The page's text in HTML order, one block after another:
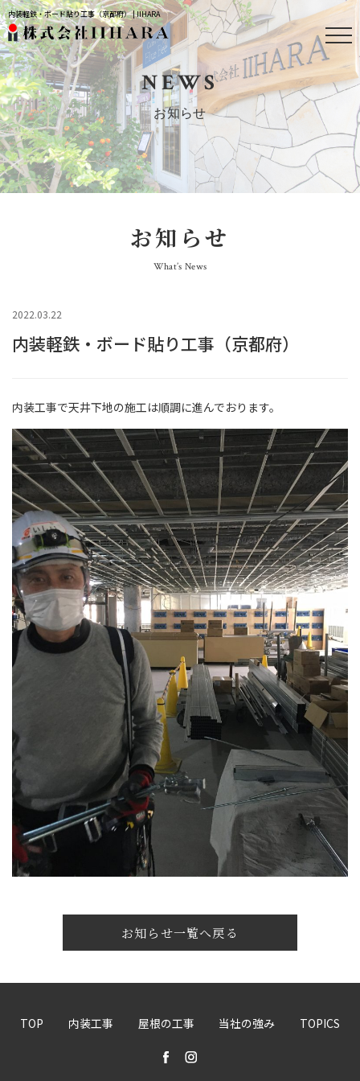
内装軽鉄・ボード貼り工事（京都府） | IIHARA
NEWS
お知らせ
お知らせ
What’s News
2022.03.22
内装軽鉄・ボード貼り工事（京都府）
内装工事で天井下地の施工は順調に進んでおります。
お知らせ一覧へ戻る
TOP 内装工事 屋根の工事 当社の強み TOPICS